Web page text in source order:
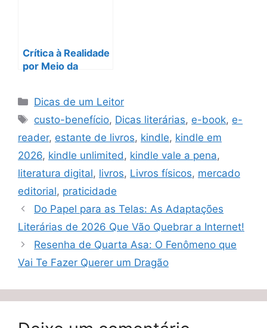
Crítica à Realidade
por Meio da
Especulativa com
Abordagem Social
Categorias
Dicas de um Leitor
Tags
custo-benefício, Dicas literárias, e-book, e-
reader, estante de livros, kindle, kindle em
2026, kindle unlimited, kindle vale a pena,
literatura digital, livros, Livros físicos, mercado
editorial, praticidade
Do Papel para as Telas: As Adaptações
Literárias de 2026 Que Vão Quebrar a Internet!
Resenha de Quarta Asa: O Fenômeno que
Vai Te Fazer Querer um Dragão